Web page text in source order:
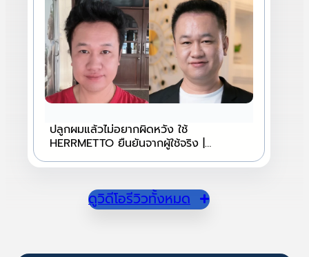
ปลูกผมแล้วไม่อยากผิดหวัง ใช้
HERRMETTO ยืนยันจากผู้ใช้จริง |
ดูวิดีโอรีวิวทั้งหมด